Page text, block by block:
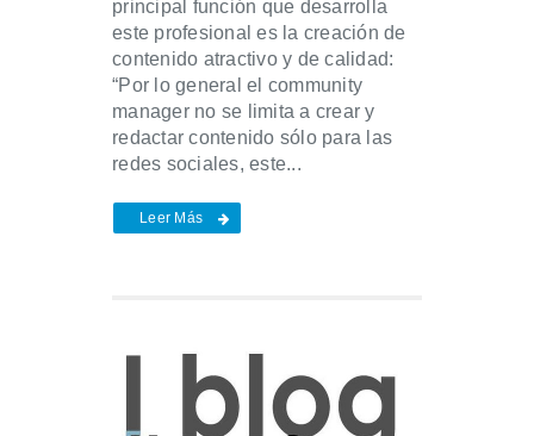
principal función que desarrolla
este profesional es la creación de
contenido atractivo y de calidad:
“Por lo general el community
manager no se limita a crear y
redactar contenido sólo para las
redes sociales, este...
Leer Más